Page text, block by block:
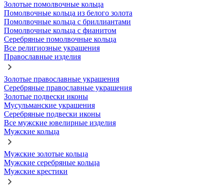
Золотые помолвочные кольца
Помолвочные кольца из белого золота
Помолвочные кольца с бриллиантами
Помолвочные кольца с фианитом
Серебряные помолвочные кольца
Все религиозные украшения
Православные изделия
Золотые православные украшения
Серебряные православные украшения
Золотые подвески иконы
Мусульманские украшения
Серебряные подвески иконы
Все мужские ювелирные изделия
Мужские кольца
Мужские золотые кольца
Мужские серебряные кольца
Мужские крестики